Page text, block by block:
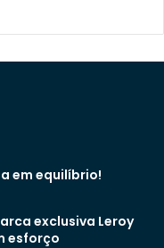
em equilíbrio!
exclusiva Leroy
esforço